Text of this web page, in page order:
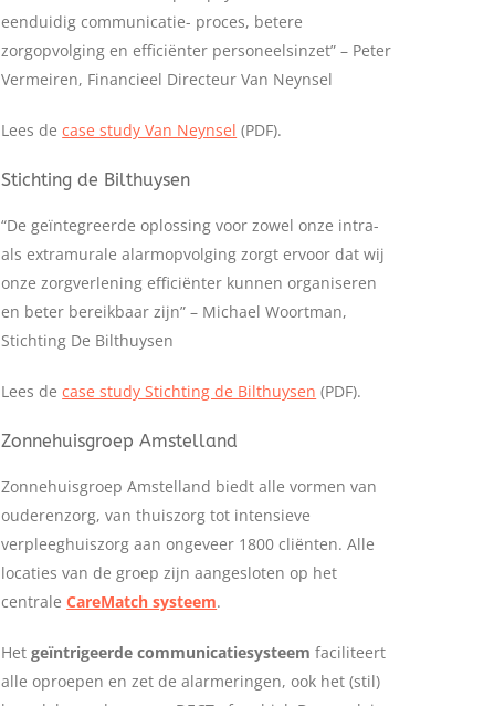
eenduidig communicatie- proces, betere
zorgopvolging en efficiënter personeelsinzet” – Peter
Vermeiren, Financieel Directeur Van Neynsel
Lees decase study Van Neynsel (PDF).
Stichting de Bilthuysen
“De geïntegreerde oplossing voor zowel onze intra-
als extramurale alarmopvolging zorgt ervoor dat wij
onze zorgverlening efficiënter kunnen organiseren
en beter bereikbaar zijn” – Michael Woortman,
Stichting De Bilthuysen
Lees decase study Stichting de Bilthuysen (PDF).
Zonnehuisgroep Amstelland
Zonnehuisgroep Amstelland biedt alle vormen van
ouderenzorg, van thuiszorg tot intensieve
verpleeghuiszorg aan ongeveer 1800 cliënten. Alle
locaties van de groep zijn aangesloten op het
centraleCareMatch systeem.
Hetgeïntrigeerde communicatiesysteemfaciliteert
alle oproepen en zet de alarmeringen, ook het (stil)